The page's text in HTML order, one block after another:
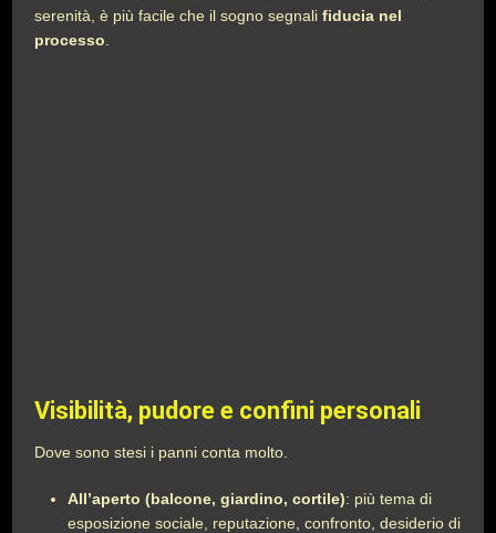
serenità, è più facile che il sogno segnalifiducia nel
processo
Visibilità, pudore e confini personali
Dove sono stesi i panni conta molto.
All’aperto (balcone, giardino, cortile): più tema di
esposizione sociale, reputazione, confronto, desiderio di